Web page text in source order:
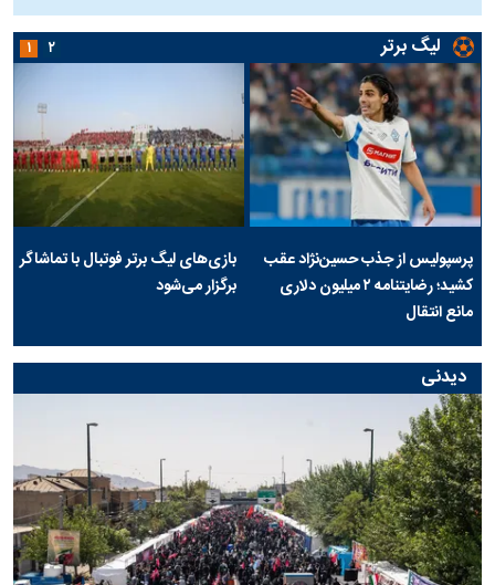
لیگ برتر
پرسپولیس از جذب حسین‌نژاد عقب
کشید؛ رضایتنامه ۲ میلیون دلاری
مانع انتقال
بازی‌های لیگ برتر فوتبال با تماشاگر
برگزار می‌شود
۱ ۲
دیدنی